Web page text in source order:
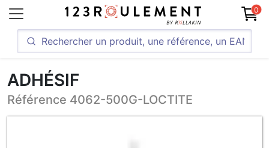
0
ADHÉSIF
Référence 4062-500G-LOCTITE